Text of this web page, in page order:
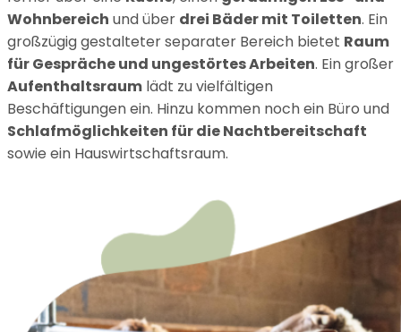
Wohnbereich und über drei Bäder mit Toiletten. Ein
großzügig gestalteter separater Bereich bietet Raum
für Gespräche und ungestörtes Arbeiten. Ein großer
Aufenthaltsraum lädt zu vielfältigen
Beschäftigungen ein. Hinzu kommen noch ein Büro und
Schlafmöglichkeiten für die Nachtbereitschaft
sowie ein Hauswirtschaftsraum.